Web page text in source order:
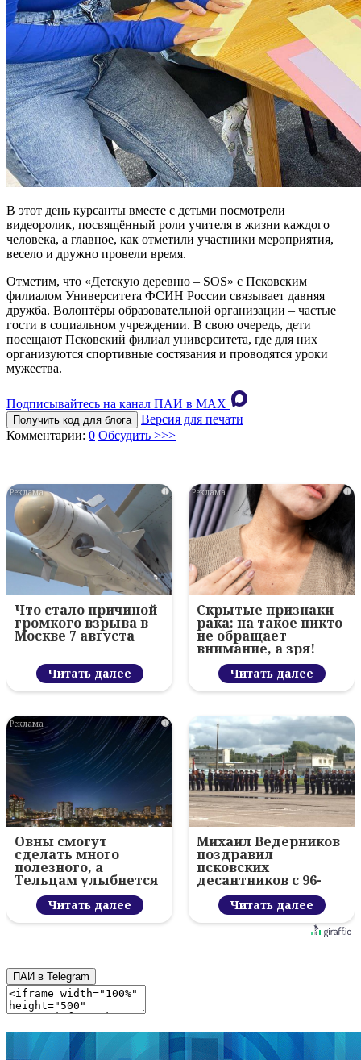
В этот день курсанты вместе с детьми посмотрели
видеоролик, посвящённый роли учителя в жизни каждого
человека, а главное, как отметили участники мероприятия,
весело и дружно провели время.
Отметим, что «Детскую деревню – SOS» с Псковским
филиалом Университета ФСИН России связывает давняя
дружба. Волонтёры образовательной организации – частые
гости в социальном учреждении. В свою очередь, дети
посещают Псковский филиал университета, где для них
организуются спортивные состязания и проводятся уроки
мужества.
Подписывайтесь на канал ПАИ в MAХ
Получить код для блога
Версия для печати
Комментарии: 0 Обсудить >>>
i
Что стало причиной
громкого взрыва в
Москве 7 августа
Читать далее
i
Скрытые признаки
рака: на такое никто
не обращает
внимание, а зря!
Читать далее
i
Овны смогут
сделать много
полезного, а
Тельцам улыбнется
удача
Читать далее
Михаил Ведерников
поздравил
псковских
десантников с 96-
летием ВДВ и
вручил награды
Читать далее
ПАИ в Telegram